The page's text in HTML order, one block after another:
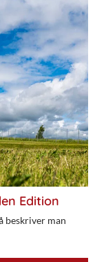
Edition
beskriver man